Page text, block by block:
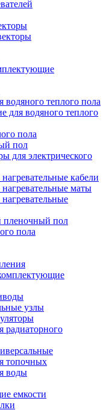
водяного теплого пола
для водяного теплого
пола
пол
для электрического
кабели
маты
пленочный пол
пола
узлы
радиаторного
топочных
воды
емкости